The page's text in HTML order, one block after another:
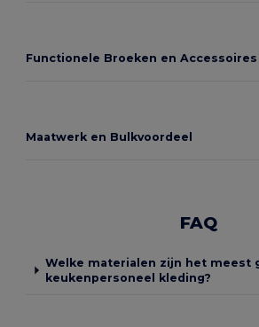
Functionele Broeken en Accessoires
Maatwerk en Bulkvoordeel
FAQ
Welke materialen zijn het meest
keukenpersoneel kleding?